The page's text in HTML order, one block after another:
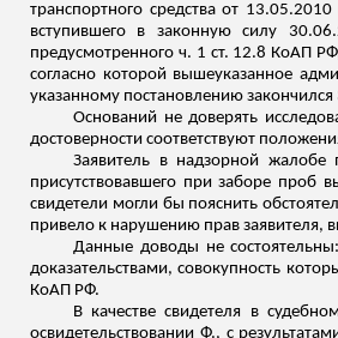
транспортного средства от 13.05.2010
вступившего в законную силу
предусмотренного ч. 1 ст. 12.8 КоАП
согласно которой вышеуказанное
указанному постановлению
Оснований не доверять
достоверности соответствуют
Заявитель в надзорной жалобе
присутствовавшего при заборе проб
свидетели могли бы пояснить
привело к нарушению прав заявителя,
Данные доводы не
доказательствами, совокупность
КоАП РФ.
В качестве свидетеля в
освидетельствовании Ф., с